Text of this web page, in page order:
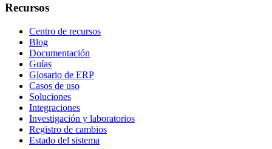
Recursos
Centro de recursos
Blog
Documentación
Guías
Glosario de ERP
Casos de uso
Soluciones
Integraciones
Investigación y laboratorios
Registro de cambios
Estado del sistema